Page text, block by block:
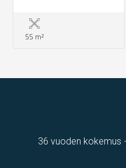
55 m²
36 vuoden kokemus